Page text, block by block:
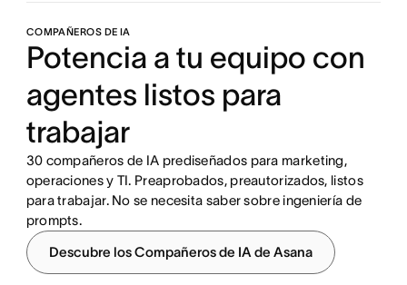
COMPAÑEROS DE IA
Potencia a tu equipo con
agentes listos para
trabajar
30 compañeros de IA prediseñados para marketing,
operaciones y TI. Preaprobados, preautorizados, listos
para trabajar. No se necesita saber sobre ingeniería de
prompts.
Descubre los Compañeros de IA de Asana